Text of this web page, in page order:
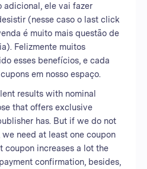
adicional, ele vai fazer
(nesse caso o last click
é muito mais questão de
Felizmente muitos
esses benefícios, e cada
em nosso espaço.
results with nominal
that offers exclusive
has. But if we do not
need at least one coupon
coupon increases a lot the
confirmation, besides,